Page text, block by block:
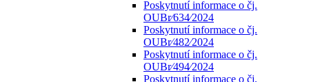
Poskytnutí informace o čj.
OUBr⁄634⁄2024
Poskytnutí informace o čj.
OUBr⁄482⁄2024
Poskytnutí informace o čj.
OUBr⁄494⁄2024
Poskytnutí informace o čj.